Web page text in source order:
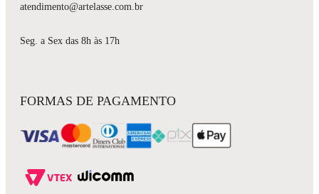
atendimento@artelasse.com.br
Seg. a Sex das 8h às 17h
FORMAS DE PAGAMENTO